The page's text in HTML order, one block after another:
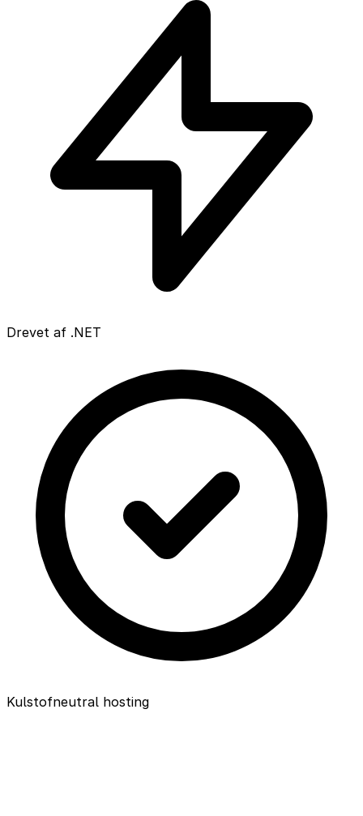
Drevet af .NET
Kulstofneutral hosting